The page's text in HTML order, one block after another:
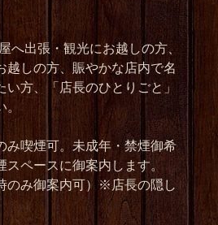
へ出張・観光にお越しの方、
越しの方、賑やかな店内で名
方、「店長のひとりごと」
喫煙可。未成年・禁煙御希
スペースに御案内します。
のみ御案内可）※店長の隠し